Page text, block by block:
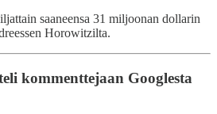
saaneensa 31 miljoonan dollarin
Horowitzilta.
kommenttejaan Googlesta